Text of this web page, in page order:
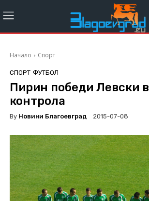
Начало Спорт
СПОРТ ФУТБОЛ
Пирин победи Левски в
контрола
By Новини Благоевград 2015-07-08